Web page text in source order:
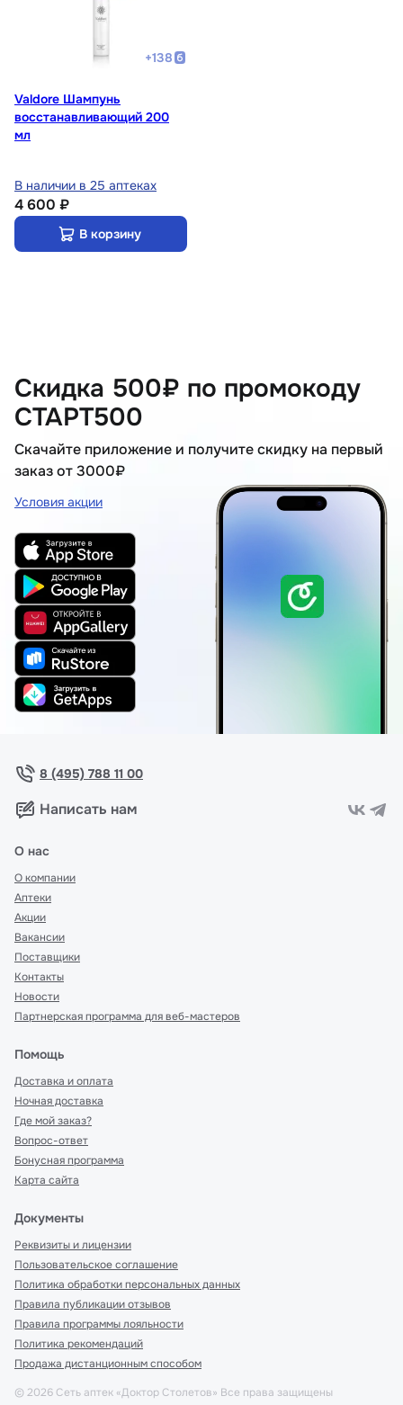
+138
Valdore Шампунь
восстанавливающий 200
мл
В наличии в 25 аптеках
4 600 ₽
В корзину
Скидка 500₽ по промокоду
СТАРТ500
Скачайте приложение и получите скидку на первый
заказ от 3000₽
Условия акции
8 (495) 788 11 00
Написать нам
О нас
О компании
Аптеки
Акции
Вакансии
Поставщики
Контакты
Новости
Партнерская программа для веб-мастеров
Помощь
Доставка и оплата
Ночная доставка
Где мой заказ?
Вопрос-ответ
Бонусная программа
Карта сайта
Документы
Реквизиты и лицензии
Пользовательское соглашение
Политика обработки персональных данных
Правила публикации отзывов
Правила программы лояльности
Политика рекомендаций
Продажа дистанционным способом
© 2026 Сеть аптек «Доктор Столетов» Все права защищены